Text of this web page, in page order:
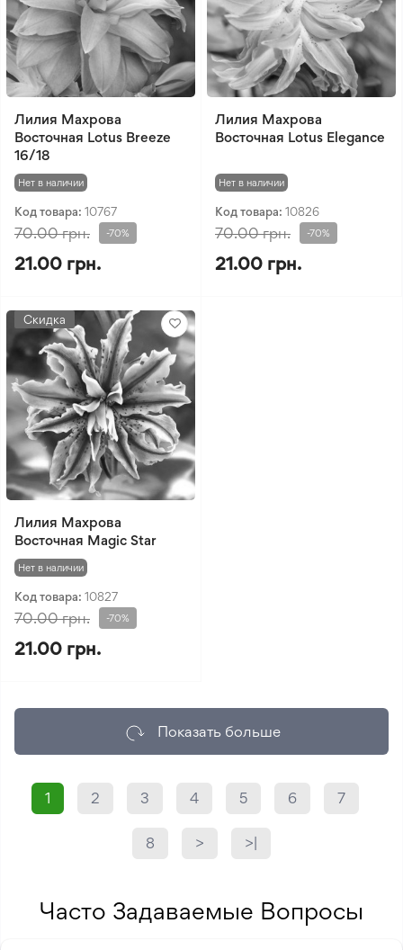
Лилия Махрова
Восточная Lotus Breeze
16/18
Нет в наличии
Код товара: 10767
70.00 грн. -70%
21.00 грн.
Лилия Махрова
Восточная Lotus Elegance
Нет в наличии
Код товара: 10826
70.00 грн. -70%
21.00 грн.
Скидка
Лилия Махрова
Восточная Magic Star
Нет в наличии
Код товара: 10827
70.00 грн. -70%
21.00 грн.
Показать больше
1 2 3 4 5 6 7
8 > >|
Часто Задаваемые Вопросы